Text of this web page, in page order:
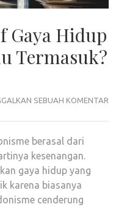
Gaya Hidup
Termasuk?
SEBUAH KOMENTAR
berasal dari
kesenangan.
gaya hidup yang
karena biasanya
cenderung